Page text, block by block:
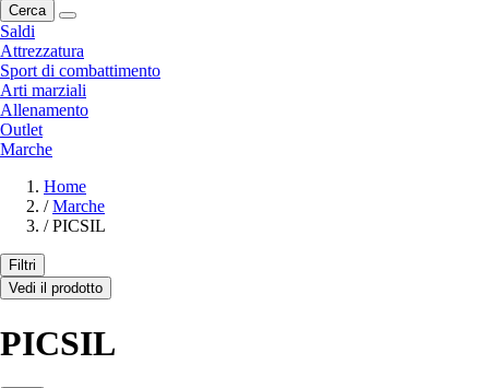
Cerca
Saldi
Attrezzatura
Sport di combattimento
Arti marziali
Allenamento
Outlet
Marche
Home
/ Marche
/ PICSIL
Filtri
Vedi il prodotto
PICSIL